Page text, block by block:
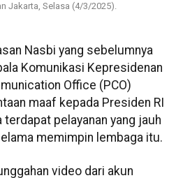
Jakarta, Selasa (4/3/2025).
Nasbi yang sebelumnya
Komunikasi Kepresidenan
Office (PCO)
maaf kepada Presiden RI
pelayanan yang jauh
memimpin lembaga itu.
video dari akun